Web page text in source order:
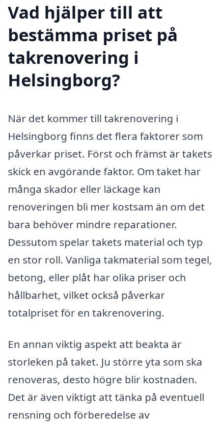
Vad hjälper till att
bestämma priset på
takrenovering i
Helsingborg?
När det kommer till takrenovering i
Helsingborg finns det flera faktorer som
påverkar priset. Först och främst är takets
skick en avgörande faktor. Om taket har
många skador eller läckage kan
renoveringen bli mer kostsam än om det
bara behöver mindre reparationer.
Dessutom spelar takets material och typ
en stor roll. Vanliga takmaterial som tegel,
betong, eller plåt har olika priser och
hållbarhet, vilket också påverkar
totalpriset för en takrenovering.
En annan viktig aspekt att beakta är
storleken på taket. Ju större yta som ska
renoveras, desto högre blir kostnaden.
Det är även viktigt att tänka på eventuell
rensning och förberedelse av